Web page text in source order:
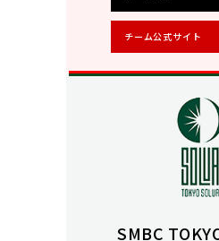
チーム公式サイト
SMBC